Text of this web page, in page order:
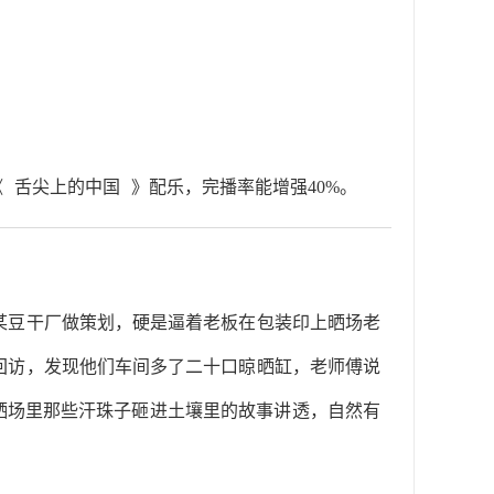
舌尖上的中国 》配乐，完播率能增强40%。
干厂做策划，硬是逼着老板在包装印上晒场老
访，发现他们车间多了二十口晾晒缸，老师傅说
里那些汗珠子砸进土壤里的故事讲透，自然有